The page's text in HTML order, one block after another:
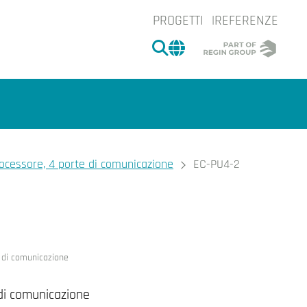
PROGETTI REFERENZE
CERCA
CHANGE MARKET
4 porte di comunicazione EC-PU4-2
comunicazione
comunicazione